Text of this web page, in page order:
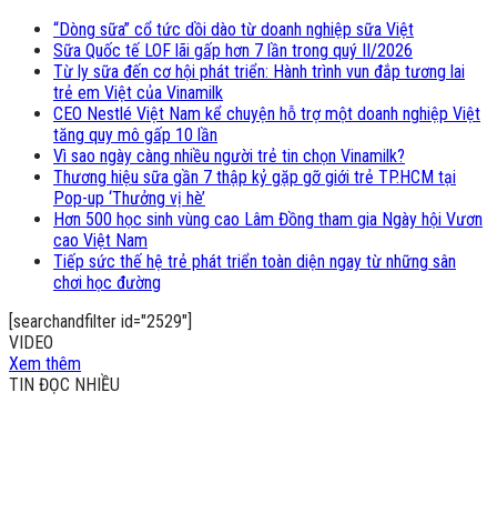
“Dòng sữa” cổ tức dồi dào từ doanh nghiệp sữa Việt
Sữa Quốc tế LOF lãi gấp hơn 7 lần trong quý II/2026
Từ ly sữa đến cơ hội phát triển: Hành trình vun đắp tương lai
trẻ em Việt của Vinamilk
CEO Nestlé Việt Nam kể chuyện hỗ trợ một doanh nghiệp Việt
tăng quy mô gấp 10 lần
Vì sao ngày càng nhiều người trẻ tin chọn Vinamilk?
Thương hiệu sữa gần 7 thập kỷ gặp gỡ giới trẻ TP.HCM tại
Pop-up ‘Thưởng vị hè’
Hơn 500 học sinh vùng cao Lâm Đồng tham gia Ngày hội Vươn
cao Việt Nam
Tiếp sức thế hệ trẻ phát triển toàn diện ngay từ những sân
chơi học đường
[searchandfilter id="2529"]
VIDEO
Xem thêm
TIN ĐỌC NHIỀU